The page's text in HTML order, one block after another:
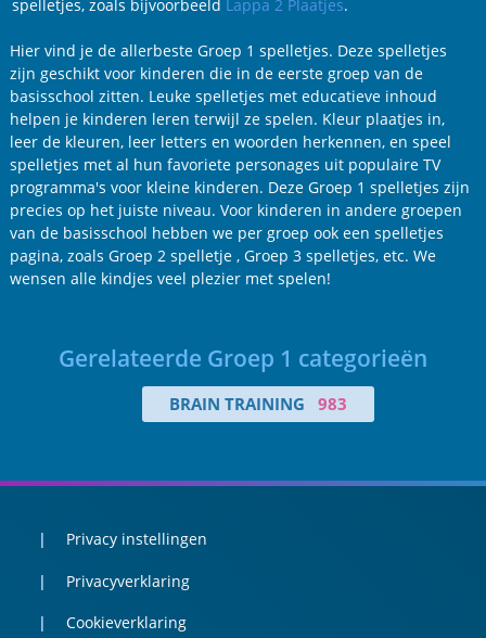
spelletjes, zoals bijvoorbeeld Lappa 2 Plaatjes.
Hier vind je de allerbeste Groep 1 spelletjes. Deze spelletjes
zijn geschikt voor kinderen die in de eerste groep van de
basisschool zitten. Leuke spelletjes met educatieve inhoud
helpen je kinderen leren terwijl ze spelen. Kleur plaatjes in,
leer de kleuren, leer letters en woorden herkennen, en speel
spelletjes met al hun favoriete personages uit populaire TV
programma's voor kleine kinderen. Deze Groep 1 spelletjes zijn
precies op het juiste niveau. Voor kinderen in andere groepen
van de basisschool hebben we per groep ook een spelletjes
pagina, zoals Groep 2 spelletje , Groep 3 spelletjes, etc. We
wensen alle kindjes veel plezier met spelen!
Gerelateerde Groep 1 categorieën
BRAIN TRAINING 983
Privacy instellingen
Privacyverklaring
Cookieverklaring